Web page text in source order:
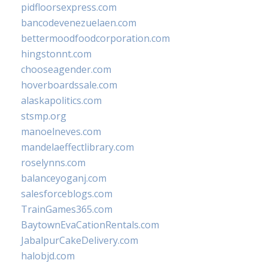
pidfloorsexpress.com
bancodevenezuelaen.com
bettermoodfoodcorporation.com
hingstonnt.com
chooseagender.com
hoverboardssale.com
alaskapolitics.com
stsmp.org
manoelneves.com
mandelaeffectlibrary.com
roselynns.com
balanceyoganj.com
salesforceblogs.com
TrainGames365.com
BaytownEvaCationRentals.com
JabalpurCakeDelivery.com
halobjd.com